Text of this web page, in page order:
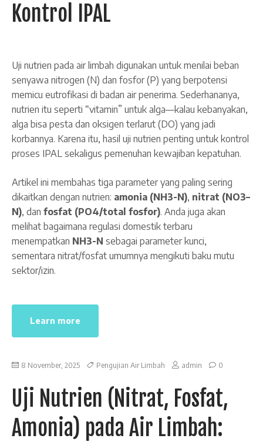
Kontrol IPAL
Uji nutrien pada air limbah digunakan untuk menilai beban
senyawa nitrogen (N) dan fosfor (P) yang berpotensi
memicu eutrofikasi di badan air penerima. Sederhananya,
nutrien itu seperti “vitamin” untuk alga—kalau kebanyakan,
alga bisa pesta dan oksigen terlarut (DO) yang jadi
korbannya. Karena itu, hasil uji nutrien penting untuk kontrol
proses IPAL sekaligus pemenuhan kewajiban kepatuhan.
Artikel ini membahas tiga parameter yang paling sering
dikaitkan dengan nutrien: amonia (NH3-N), nitrat (NO3–
N), dan fosfat (PO4/total fosfor). Anda juga akan
melihat bagaimana regulasi domestik terbaru
menempatkan NH3-N sebagai parameter kunci,
sementara nitrat/fosfat umumnya mengikuti baku mutu
sektor/izin.
Learn more
8 November, 2025 Pengujian Air Limbah admin 0
Uji Nutrien (Nitrat, Fosfat,
Amonia) pada Air Limbah: